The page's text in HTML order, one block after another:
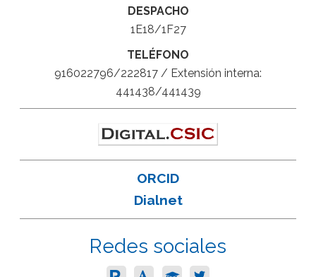
DESPACHO
1E18/1F27
TELÉFONO
916022796/222817 / Extensión interna:
441438/441439
ORCID
Dialnet
Redes sociales